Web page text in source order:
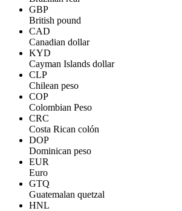
GBP
British pound
CAD
Canadian dollar
KYD
Cayman Islands dollar
CLP
Chilean peso
COP
Colombian Peso
CRC
Costa Rican colón
DOP
Dominican peso
EUR
Euro
GTQ
Guatemalan quetzal
HNL